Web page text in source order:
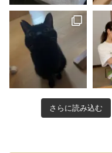
さらに読み込む